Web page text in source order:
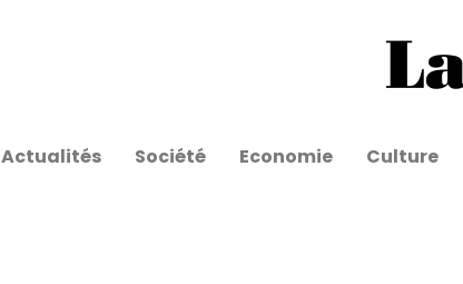
Actualités Société Economie Culture